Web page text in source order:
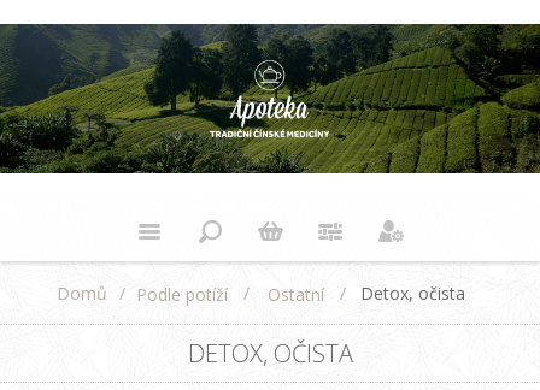
Domů / Podle potíží / Ostatní / Detox, očista
DETOX, OČISTA